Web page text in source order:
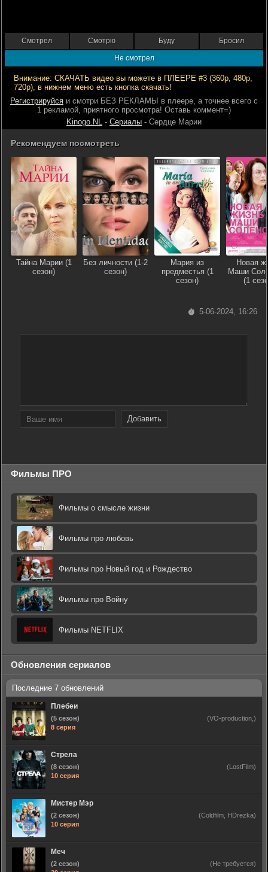
Смотрел Смотрю Буду Бросил
Не смотрел
Внимание: СКАЧАТЬ видео вы можете в ПЛЕЕРЕ #3 (360р, 480р,
720р), в нижнем меню есть кнопка скачать!
Регистрируйся и смотри БЕЗ РЕКЛАМЫ в плеере, а точнее всего с
1 рекламой, приятного просмотра! Оставь коммент=)
Kinogo.NL - Сериалы - Сердце Марии
Рекомендуем посмотреть
Тайна Марии (1
сезон)
Без личности (1-2
сезон)
Мария из
предместья (1
сезон)
Новая
Маши
(1
5-06-2024, 16:26
Добавить
Фильмы ПРО
Фильмы о смысле жизни
Фильмы про любовь
Фильмы про Новый год и Рождество
Фильмы про Войну
Фильмы NETFLIX
Обновления сериалов
Плебеи
(5 сезон)
8 серия
(VO-production,)
Стрела
(8 сезон)
10 серия
(LostFilm)
Мистер Мэр
(2 сезон)
10 серия
(Coldfilm, HDrezka)
Меч
(2 сезон)
(Не требуется)